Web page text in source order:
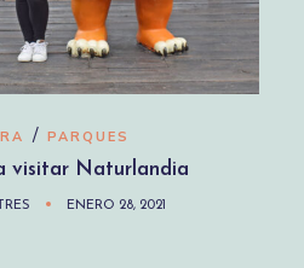
/ PARQUES
visitar Naturlandia
ENERO 28, 2021